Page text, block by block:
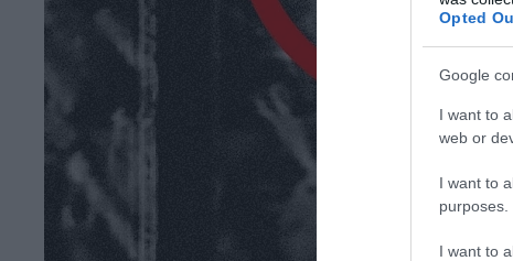
Opted
Google
I want to
web or
I want to
purposes.
I want to